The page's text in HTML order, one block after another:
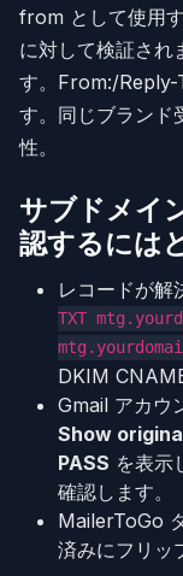
from として使用
に対して検証され
す。From:/Reply-
す。同じブランド
性。
サブドメイ
認するには
レコードが解
TXT
DKIM CNAME
Gmail アカウ
Show
PASS を表示
確認します。
MailerToGo
済みにフリッ